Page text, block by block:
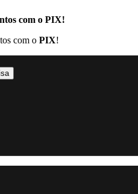
com o PIX!
com o PIX!